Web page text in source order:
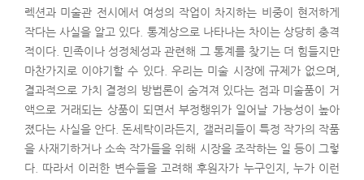
렉션과 미술관 전시에서 여성의 작업이 차지하는 비중이 현저하게
작다는 사실을 알고 있다. 통계상으로 나타나는 차이는 상당히 충격
적이다. 민족이나 성정체성과 관련해 그 통계를 찾기는 더 힘들지만
마찬가지로 이야기할 수 있다. 우리는 미술 시장에 규제가 없으며,
결과적으로 가치 결정의 방법론이 숨겨져 있다는 점과 미술품이 거
액으로 거래되는 상품이 되면서 부정행위가 일어날 가능성이 높아
졌다는 사실을 안다. 돈세탁이라든지, 갤러리들이 특정 작가의 작품
을 사재기하거나 소속 작가들을 위해 시장을 조작하는 일 등이 그렇
다. 따라서 이러한 변수들을 고려해 후원자가 누구인지, 누가 이런